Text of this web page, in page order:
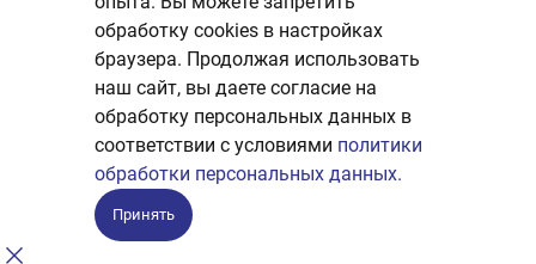
обработку сookies в настройках
браузера. Продолжая использовать
наш сайт, вы даете согласие на
обработку персональных данных в
соответствии с условиями политики
обработки персональных данных.
Принять